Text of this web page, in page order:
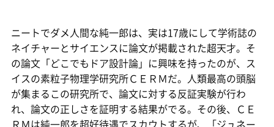
ニートでダメ人間な純一郎は、実は17歳にして学術誌の
ネイチャーとサイエンスに論文が掲載された超天才。そ
の論文「どこでもドア設計論」に興味を持ったのが、ス
イスの素粒子物理学研究所ＣＥＲＭだ。人類最高の頭脳
が集まるこの研究所で、論文に対する反証実験が行わ
れ、論文の正しさを証明する結果がでる。その後、ＣＥ
ＲＭは純一郎を超好待遇でスカウトするが、「ジュネー